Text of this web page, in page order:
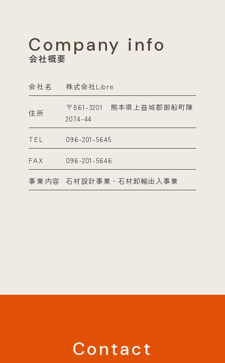
Company info
会社概要
会社名 株式会社Libre
住所
〒861-3201 熊本県上益城郡御船町陣
2074-44
TEL 096-201-5645
FAX 096-201-5646
事業内容 石材設計事業・石材卸輸出入事業
Contact